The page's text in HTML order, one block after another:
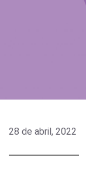
28 de abril, 2022